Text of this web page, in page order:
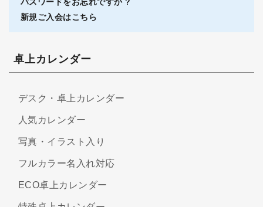
パスワードをお忘れですか ?
新規ご入会はこちら
卓上カレンダー
デスク・卓上カレンダー
人気カレンダー
写真・イラスト入り
フルカラー名入れ対応
ECO卓上カレンダー